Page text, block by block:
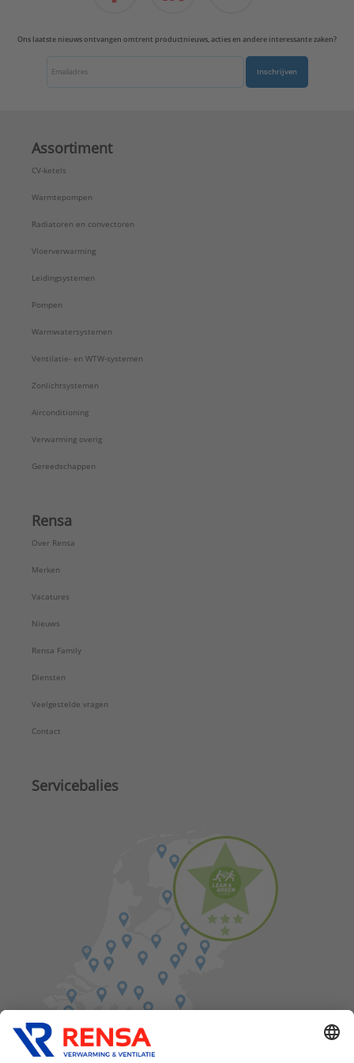
Ons laatste nieuws ontvangen omtrent productnieuws, acties en andere interessante zaken?
Inschrijven
Assortiment
CV-ketels
Warmtepompen
Radiatoren en convectoren
Vloerverwarming
Leidingsystemen
Pompen
Warmwatersystemen
Ventilatie- en WTW-systemen
Zonlichtsystemen
Airconditioning
Verwarming overig
Gereedschappen
Rensa
Over Rensa
Merken
Vacatures
Nieuws
Rensa Family
Diensten
Veelgestelde vragen
Contact
Servicebalies